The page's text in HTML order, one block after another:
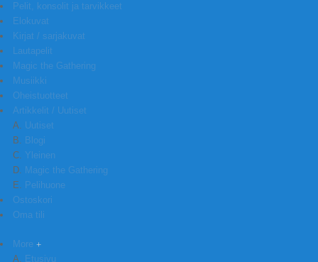
Pelit, konsolit ja tarvikkeet
Elokuvat
Kirjat / sarjakuvat
Lautapelit
Magic the Gathering
Musiikki
Oheistuotteet
Artikkelit / Uutiset
Uutiset
Blogi
Yleinen
Magic the Gathering
Pelihuone
Ostoskori
Oma tili
More
Etusivu